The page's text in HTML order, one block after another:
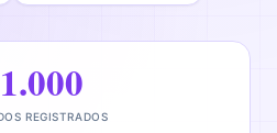
REGISTRADOS